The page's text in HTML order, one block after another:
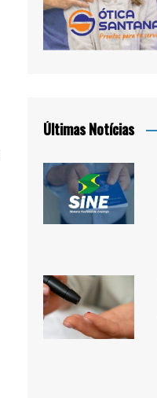
Últimas Notícias